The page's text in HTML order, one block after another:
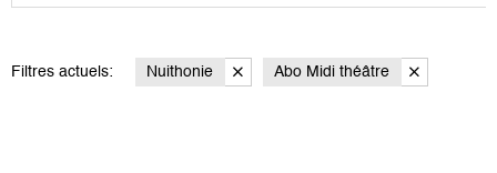
Filtres actuels: Nuithonie Abo Midi théâtre